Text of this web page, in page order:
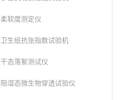
柔软度测定仪
卫生纸抗张指数试验机
干态落絮测试仪
阻湿态微生物穿透试验仪